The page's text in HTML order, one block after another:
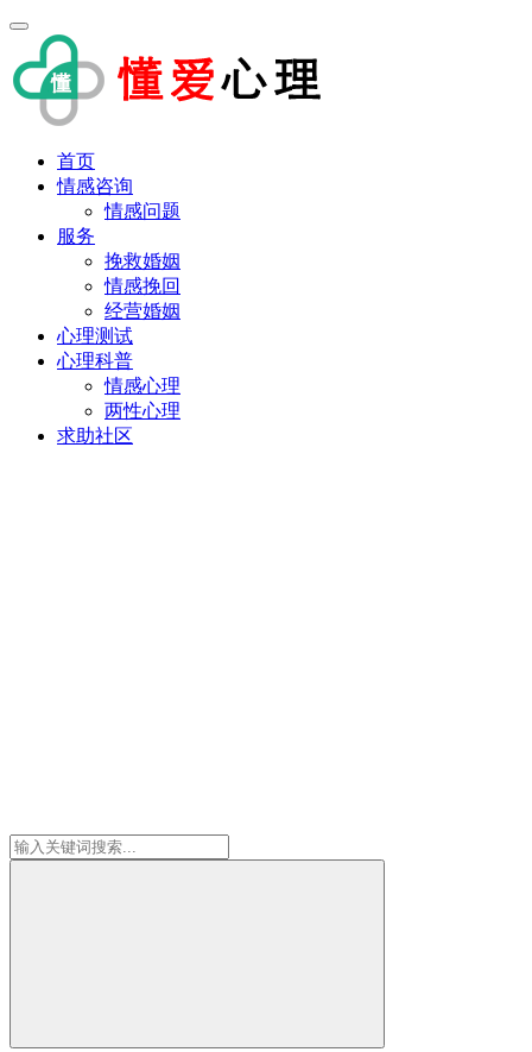
首页
情感咨询
情感问题
服务
挽救婚姻
情感挽回
经营婚姻
心理测试
心理科普
情感心理
两性心理
求助社区